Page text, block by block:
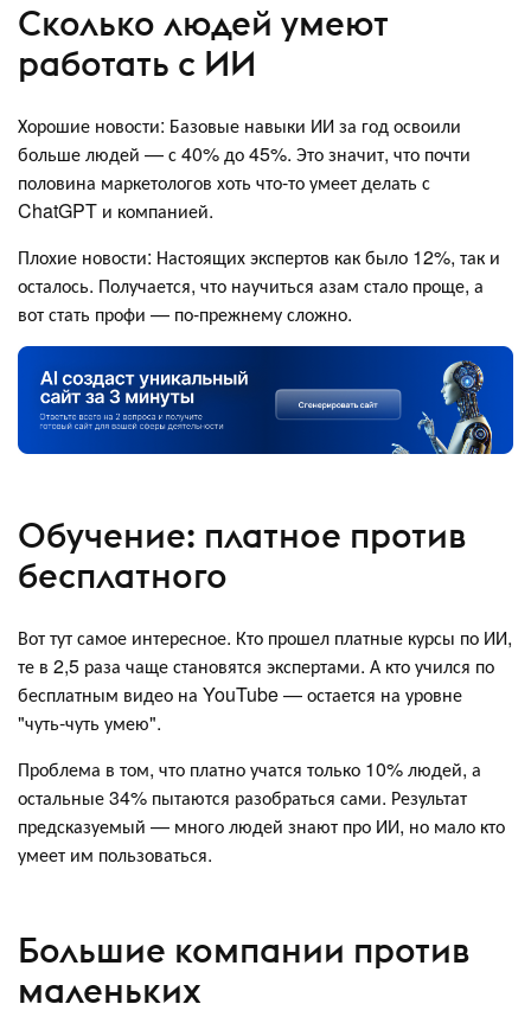
Сколько людей умеют
работать с ИИ
Хорошие новости: Базовые навыки ИИ за год освоили
больше людей — с 40% до 45%. Это значит, что почти
половина маркетологов хоть что-то умеет делать с
ChatGPT и компанией.
Плохие новости: Настоящих экспертов как было 12%, так и
осталось. Получается, что научиться азам стало проще, а
вот стать профи — по-прежнему сложно.
Обучение: платное против
бесплатного
Вот тут самое интересное. Кто прошел платные курсы по ИИ,
те в 2,5 раза чаще становятся экспертами. А кто учился по
бесплатным видео на YouTube — остается на уровне
"чуть-чуть умею".
Проблема в том, что платно учатся только 10% людей, а
остальные 34% пытаются разобраться сами. Результат
предсказуемый — много людей знают про ИИ, но мало кто
умеет им пользоваться.
Большие компании против
маленьких